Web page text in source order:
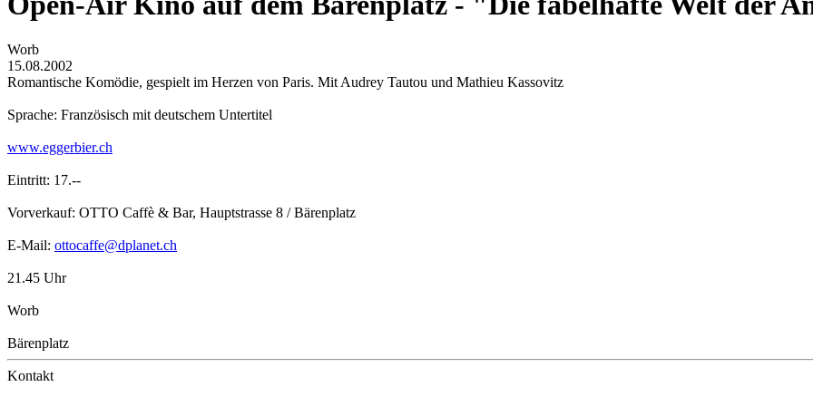
Worb
15.08.2002
Romantische Komödie, gespielt im Herzen von Paris. Mit Audrey Tautou und Mathieu Kassovitz
Sprache: Französisch mit deutschem Untertitel
www.eggerbier.ch
Eintritt: 17.--
Vorverkauf: OTTO Caffè & Bar, Hauptstrasse 8 / Bärenplatz
E-Mail: ottocaffe@dplanet.ch
21.45 Uhr
Worb
Bärenplatz
Kontakt